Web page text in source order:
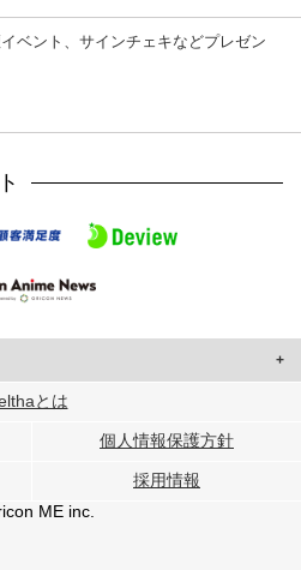
ベント、サインチェキなどプレゼン
ユーザーに合わせたコンテンツや広告の
各パートナーに提供しています。
ーが各パートナーに提供した他の情報や、
を使用したときに収集した他の情報を組み
とは
個人情報保護方針
採用情報
ME inc.